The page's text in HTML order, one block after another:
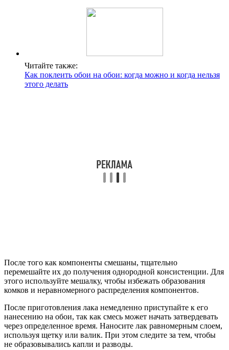
Читайте также:
Как поклеить обои на обои: когда можно и когда нельзя
этого делать
После того как компоненты смешаны, тщательно
перемешайте их до получения однородной консистенции. Для
этого используйте мешалку, чтобы избежать образования
комков и неравномерного распределения компонентов.
После приготовления лака немедленно приступайте к его
нанесению на обои, так как смесь может начать затвердевать
через определенное время. Наносите лак равномерным слоем,
используя щетку или валик. При этом следите за тем, чтобы
не образовывались капли и разводы.